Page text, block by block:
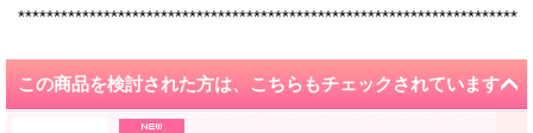
**********************************************************************
この商品を検討された方は、こちらもチェックされています